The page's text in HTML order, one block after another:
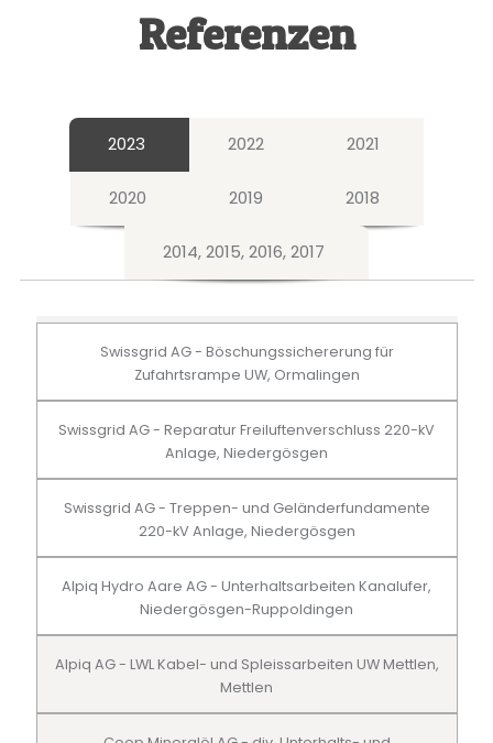
Referenzen
2023 2022 2021
2020 2019 2018
2014, 2015, 2016, 2017
Swissgrid AG - Böschungssichererung für
Zufahrtsrampe UW, Ormalingen
Swissgrid AG - Reparatur Freiluftenverschluss 220-kV
Anlage, Niedergösgen
Swissgrid AG - Treppen- und Geländerfundamente
220-kV Anlage, Niedergösgen
Alpiq Hydro Aare AG - Unterhaltsarbeiten Kanalufer,
Niedergösgen-Ruppoldingen
Alpiq AG - LWL Kabel- und Spleissarbeiten UW Mettlen,
Mettlen